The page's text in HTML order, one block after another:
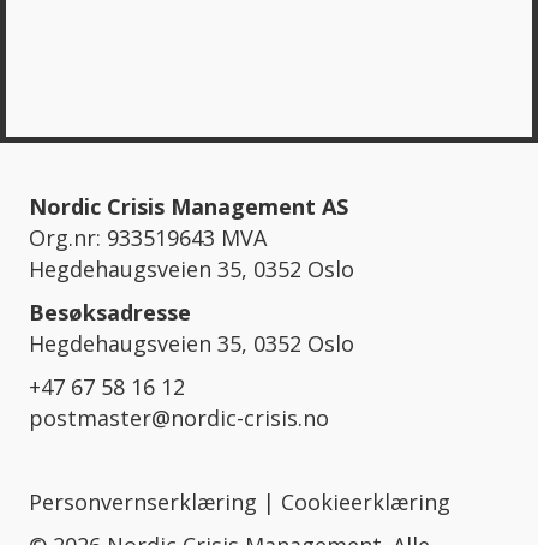
Nordic Crisis Management AS
Org.nr: 933519643 MVA
Hegdehaugsveien 35, 0352 Oslo
Besøksadresse
Hegdehaugsveien 35, 0352 Oslo
+47 67 58 16 12
postmaster@nordic-crisis.no
Personvernserklæring | Cookieerklæring